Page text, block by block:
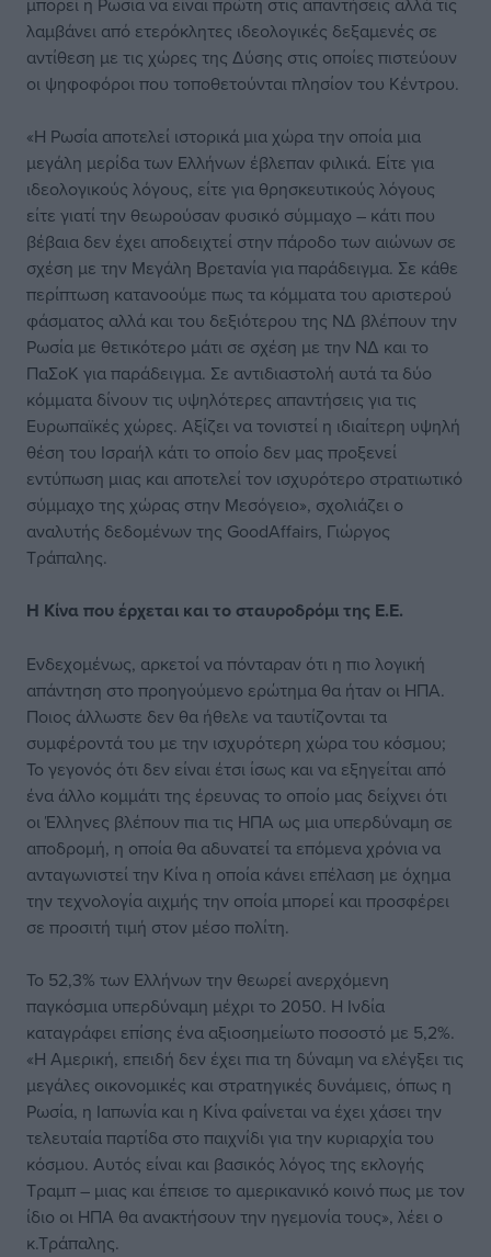
λαμβάνει από ετερόκλητες ιδεολογικές δεξαμενές σε
αντίθεση με τις χώρες της Δύσης στις οποίες πιστεύουν
οι ψηφοφόροι που τοποθετούνται πλησίον του Κέντρου.
«Η Ρωσία αποτελεί ιστορικά μια χώρα την οποία μια
μεγάλη μερίδα των Ελλήνων έβλεπαν φιλικά. Είτε για
ιδεολογικούς λόγους, είτε για θρησκευτικούς λόγους
είτε γιατί την θεωρούσαν φυσικό σύμμαχο – κάτι που
βέβαια δεν έχει αποδειχτεί στην πάροδο των αιώνων σε
σχέση με την Μεγάλη Βρετανία για παράδειγμα. Σε κάθε
περίπτωση κατανοούμε πως τα κόμματα του αριστερού
φάσματος αλλά και του δεξιότερου της ΝΔ βλέπουν την
Ρωσία με θετικότερο μάτι σε σχέση με την ΝΔ και το
ΠαΣοΚ για παράδειγμα. Σε αντιδιαστολή αυτά τα δύο
κόμματα δίνουν τις υψηλότερες απαντήσεις για τις
Ευρωπαϊκές χώρες. Αξίζει να τονιστεί η ιδιαίτερη υψηλή
θέση του Ισραήλ κάτι το οποίο δεν μας προξενεί
εντύπωση μιας και αποτελεί τον ισχυρότερο στρατιωτικό
σύμμαχο της χώρας στην Μεσόγειο», σχολιάζει ο
αναλυτής δεδομένων της GoodAffairs, Γιώργος
Τράπαλης.
Η Κίνα που έρχεται και το σταυροδρόμι της Ε.Ε.
Ενδεχομένως, αρκετοί να πόνταραν ότι η πιο λογική
απάντηση στο προηγούμενο ερώτημα θα ήταν οι ΗΠΑ.
Ποιος άλλωστε δεν θα ήθελε να ταυτίζονται τα
συμφέροντά του με την ισχυρότερη χώρα του κόσμου;
Το γεγονός ότι δεν είναι έτσι ίσως και να εξηγείται από
ένα άλλο κομμάτι της έρευνας το οποίο μας δείχνει ότι
οι Έλληνες βλέπουν πια τις ΗΠΑ ως μια υπερδύναμη σε
αποδρομή, η οποία θα αδυνατεί τα επόμενα χρόνια να
ανταγωνιστεί την Κίνα η οποία κάνει επέλαση με όχημα
την τεχνολογία αιχμής την οποία μπορεί και προσφέρει
σε προσιτή τιμή στον μέσο πολίτη.
Το 52,3% των Ελλήνων την θεωρεί ανερχόμενη
παγκόσμια υπερδύναμη μέχρι το 2050. Η Ινδία
καταγράφει επίσης ένα αξιοσημείωτο ποσοστό με 5,2%.
«Η Αμερική, επειδή δεν έχει πια τη δύναμη να ελέγξει τις
μεγάλες οικονομικές και στρατηγικές δυνάμεις, όπως η
Ρωσία, η Ιαπωνία και η Κίνα φαίνεται να έχει χάσει την
τελευταία παρτίδα στο παιχνίδι για την κυριαρχία του
κόσμου. Αυτός είναι και βασικός λόγος της εκλογής
Τραμπ – μιας και έπεισε το αμερικανικό κοινό πως με τον
ίδιο οι ΗΠΑ θα ανακτήσουν την ηγεμονία τους», λέει ο
κ.Τράπαλης.